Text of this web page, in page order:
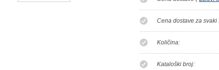
Cena dostave za
Količina:
Kataloški broj: